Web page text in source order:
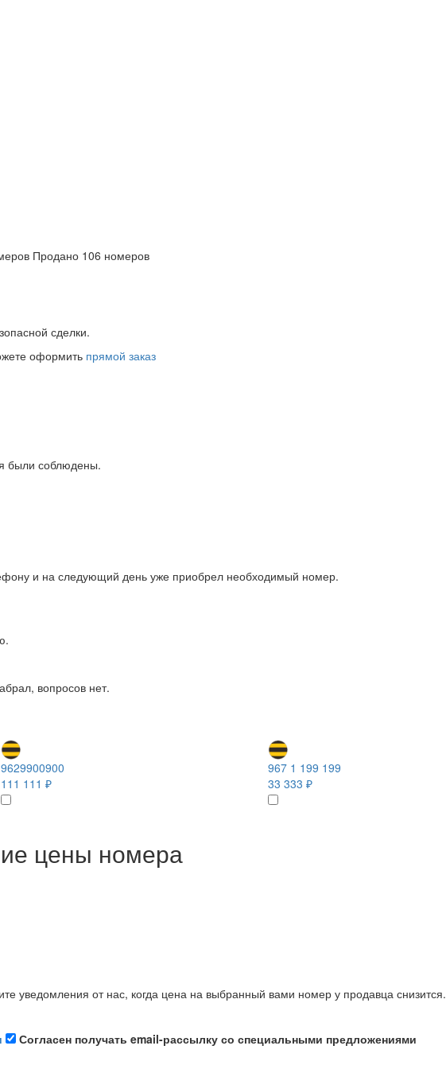
Продано 106 номеров
сделки.
оформить прямой заказ
были соблюдены.
и на следующий день уже приобрел необходимый номер.
вопросов нет.
9629900900
111 111 ₽
967 1 199 199
33 333 ₽
цены номера
уведомления от нас, когда цена на выбранный вами номер у продавца снизится.
Согласен получать email-рассылку со специальными предложениями